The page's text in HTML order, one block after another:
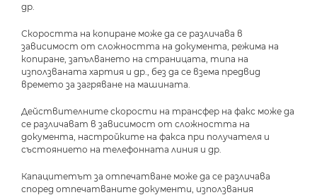
др.
Скоростта на копиране може да се различава в
зависимост от сложността на документа, режима на
копиране, запълването на страницата, типа на
използваната хартия и др., без да се взема предвид
времето за загряване на машината.
Действителните скорости на трансфер на факс може да
се различават в зависимост от сложността на
документа, настройките на факса при получателя и
състоянието на телефонната линия и др.
Капацитетът за отпечатване може да се различава
според отпечатваните документи, използвания